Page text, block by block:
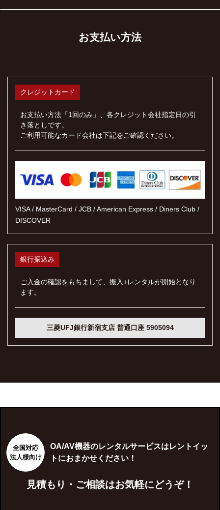
お支払い方法
クレジットカード
お支払い方法「1回のみ」、各クレジット会社指定日の引
き落としです。
ご利用可能なカード会社は下記をご確認ください。
VISA / MasterCard / JCB / American Express / Diners Club /
DISCOVER
銀行振込み
ご入金の確認をもちまして、搬入+レンタルが開始となり
ます。
三菱UFJ銀行新宿支店 普通口座 5905094
全国対応
法人様向け
OA/AV機器のレンタルサービスはレントイッ
トにおまかせください！
見積もり・ご相談はお気軽にどうぞ！